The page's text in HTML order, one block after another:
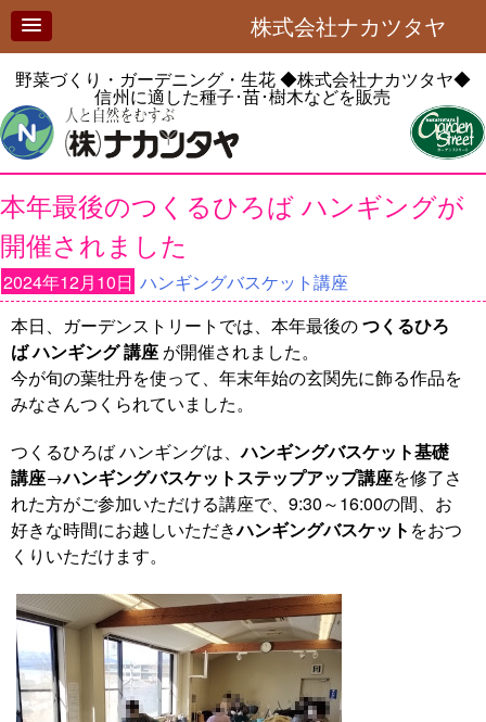
株式会社ナカツタヤ
野菜づくり・ガーデニング・生花◆株式会社ナカツタヤ◆
信州に適した種子･苗･樹木などを販売
本年最後のつくるひろば ハンギングが
開催されました
2024年12月10日 ハンギングバスケット講座
本日、ガーデンストリートでは、本年最後のつくるひろ
ば ハンギング 講座 が開催されました。
今が旬の葉牡丹を使って、年末年始の玄関先に飾る作品を
みなさんつくられていました。
つくるひろば ハンギングは、ハンギングバスケット基礎
講座→ハンギングバスケットステップアップ講座を修了さ
れた方がご参加いただける講座で、9:30～16:00の間、お
好きな時間にお越しいただきハンギングバスケット をおつ
くりいただけます。